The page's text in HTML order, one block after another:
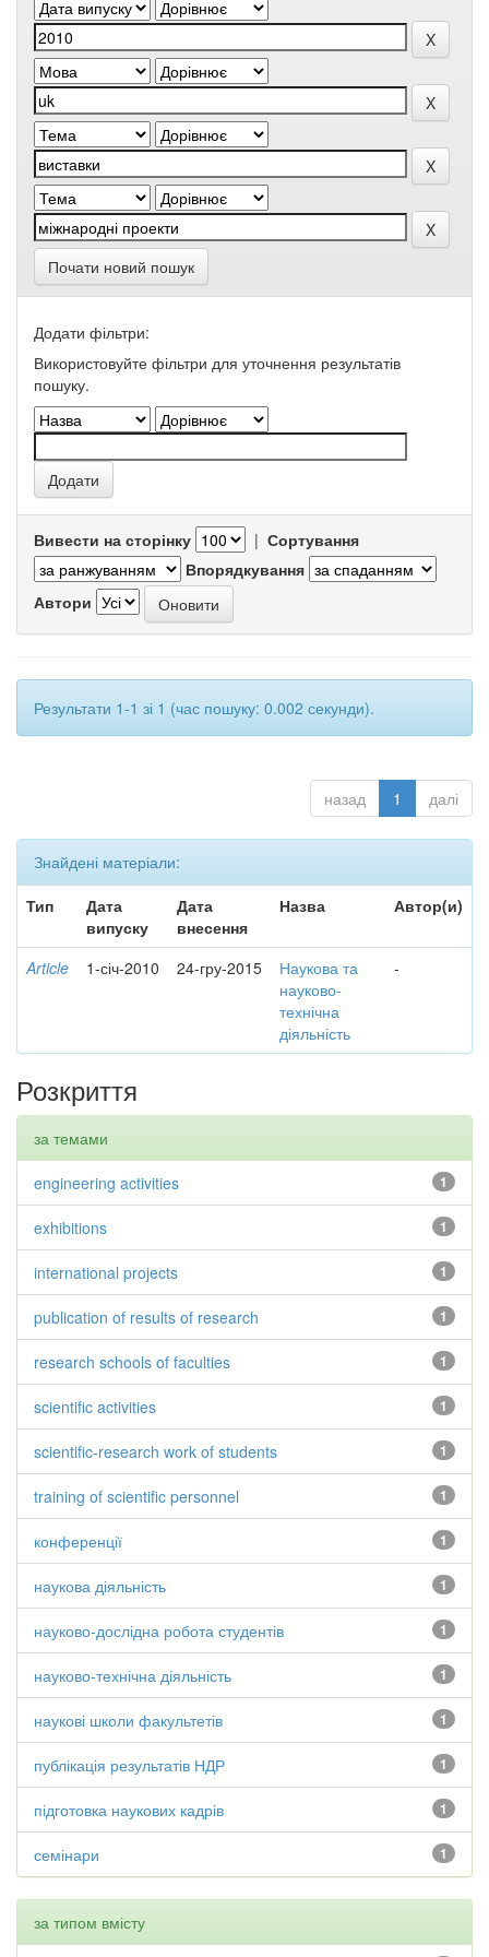
Почати новий пошук
Додати фільтри:
Використовуйте фільтри для уточнення результатів
пошуку.
Вивести на сторінку | Сортування
Впорядкування
Автори
Результати 1-1 зі 1 (час пошуку: 0.002 секунди).
назад 1 далі
Знайдені матеріали:
Тип
Дата
випуску
Дата
внесення
Назва Автор(и)
Article 1-січ-2010 24-гру-2015
Наукова та
науково-
технічна
діяльність
-
Розкриття
за темами
1
engineering activities
1
exhibitions
1
international projects
1
publication of results of research
1
research schools of faculties
1
scientific activities
1
scientific-research work of students
1
training of scientific personnel
1
конференції
1
наукова діяльність
1
науково-дослідна робота студентів
1
науково-технічна діяльність
1
наукові школи факультетів
1
публікація результатів НДР
1
підготовка наукових кадрів
1
семінари
за типом вмісту